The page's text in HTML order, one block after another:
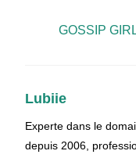
GOSSIP
Lubiie
Experte dans le
depuis 2006,